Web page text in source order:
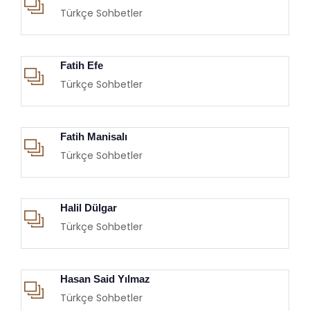
Türkçe Sohbetler
Fatih Efe
Türkçe Sohbetler
Fatih Manisalı
Türkçe Sohbetler
Halil Dülgar
Türkçe Sohbetler
Hasan Said Yılmaz
Türkçe Sohbetler